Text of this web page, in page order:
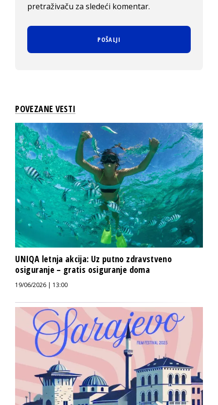
pretraživaču za sledeći komentar.
POVEZANE VESTI
UNIQA letnja akcija: Uz putno zdravstveno
osiguranje – gratis osiguranje doma
19/06/2026 | 13:00